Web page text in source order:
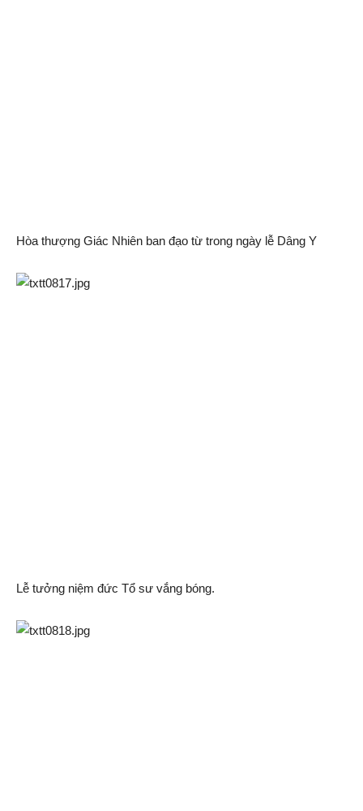
Hòa thượng Giác Nhiên ban đạo từ trong ngày lễ Dâng Y
Lễ tưởng niệm đức Tổ sư vắng bóng.